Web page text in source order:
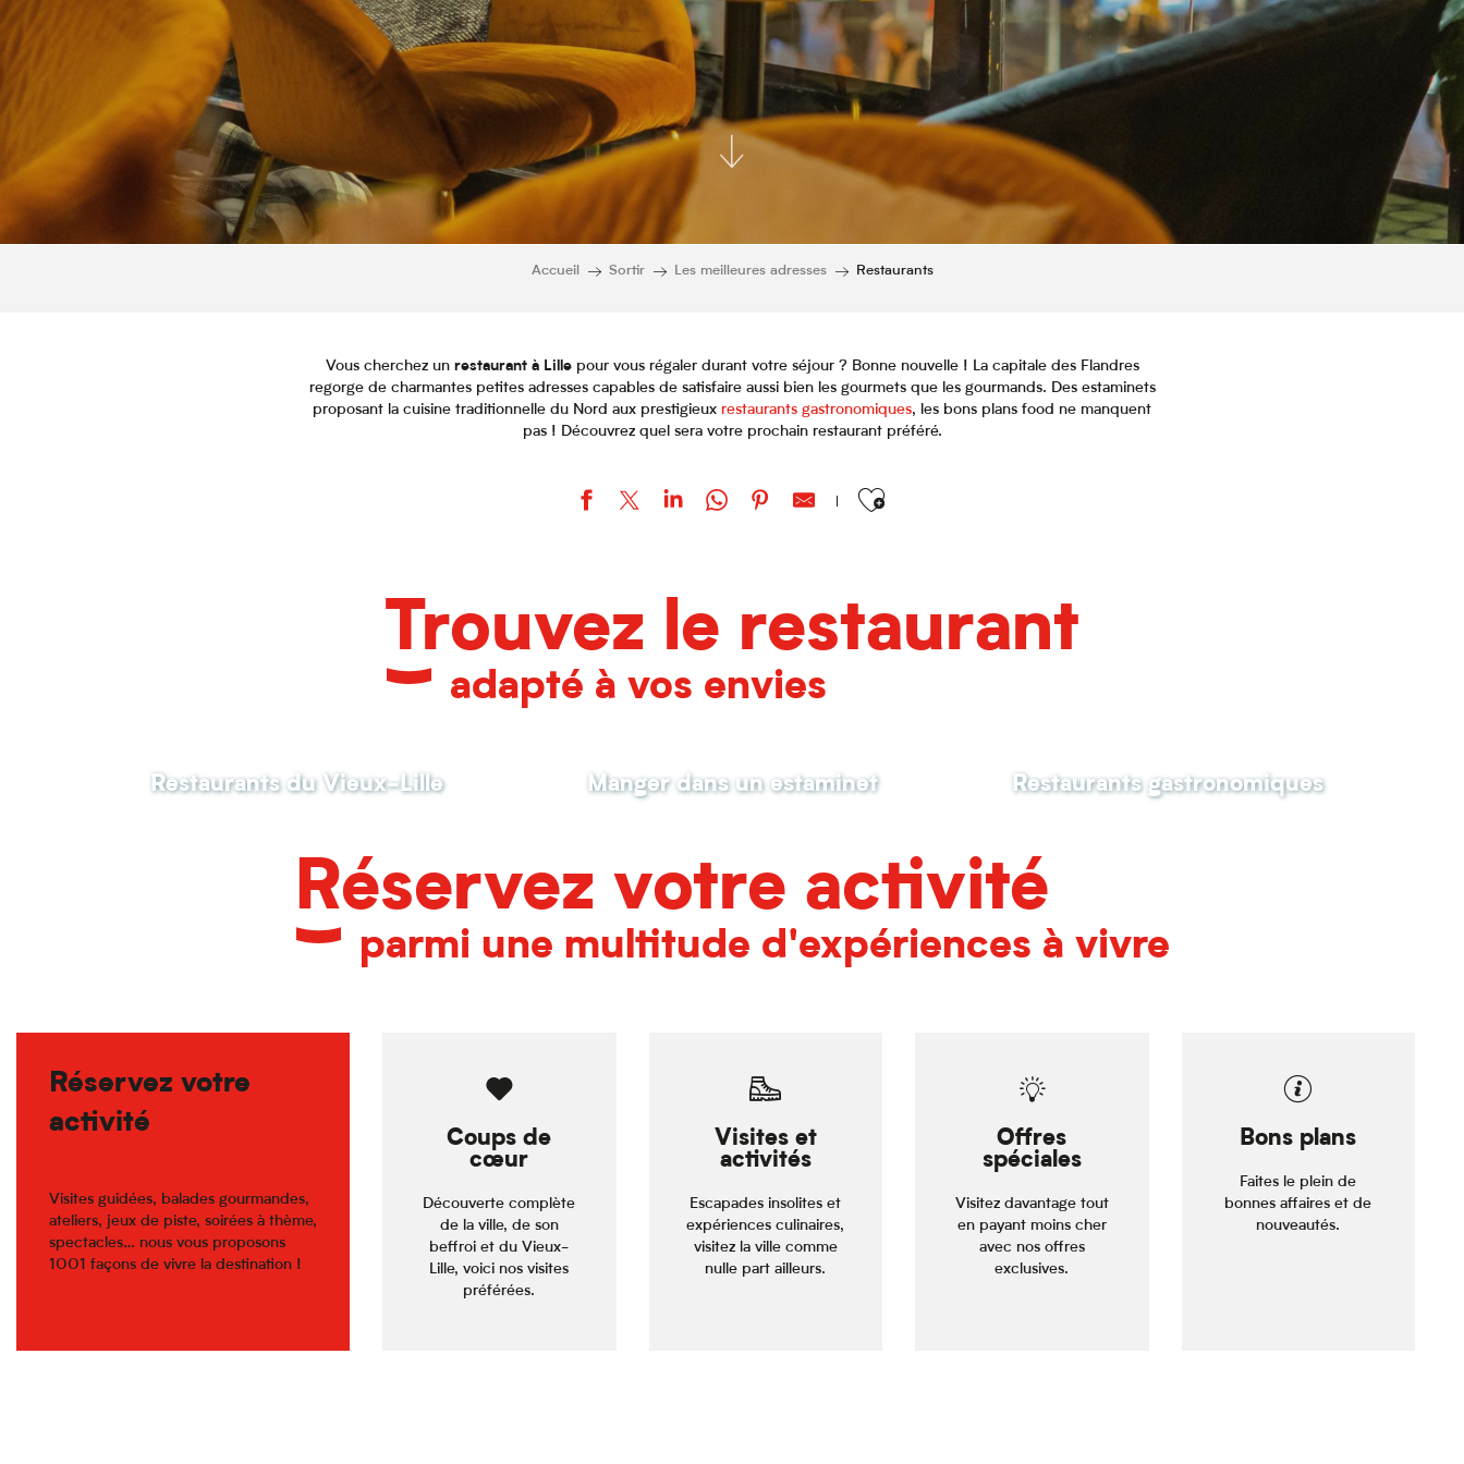
Accueil Sortir Les meilleures adresses Restaurants
Vous cherchez un restaurant à Lillepour vous régaler durant votre séjour ? Bonne nouvelle ! La capitale des Flandres
regorge de charmantes petites adresses capables de satisfaire aussi bien les gourmets que les gourmands. Des estaminets
proposant la cuisine traditionnelle du Nord aux prestigieux restaurants gastronomiques, les bons plans food ne manquent
pas ! Découvrez quel sera votre prochain restaurant préféré.
Ajouter aux favoris
Trouvez le restaurant
adapté à vos envies
Restaurants du Vieux-Lille Manger dans un estaminet Restaurants gastronomiques
Réservez votre activité
parmi une multitude d'expériences à vivre
Réservez votre
activité
Visites guidées, balades gourmandes,
ateliers, jeux de piste, soirées à thème,
spectacles… nous vous proposons
1001 façons de vivre la destination !
Coups de
cœur
Découverte complète
de la ville, de son
beffroi et du Vieux-
Lille, voici nos visites
préférées.
Visites et
activités
Escapades insolites et
expériences culinaires,
visitez la ville comme
nulle part ailleurs.
Offres
spéciales
Visitez davantage tout
en payant moins cher
avec nos offres
exclusives.
Bons plans
Faites le plein de
bonnes affaires et de
nouveautés.